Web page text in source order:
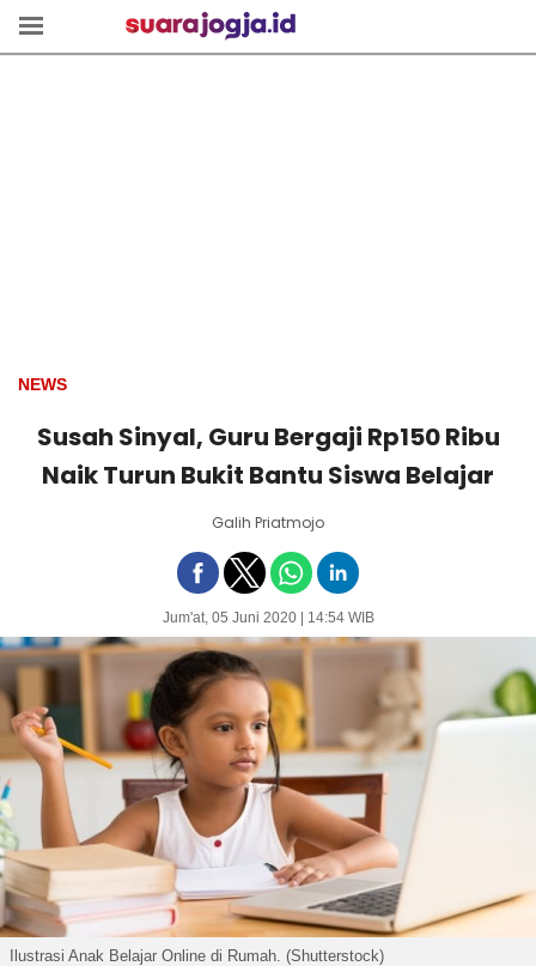
NEWS
Susah Sinyal, Guru Bergaji Rp150 Ribu
Naik Turun Bukit Bantu Siswa Belajar
Galih Priatmojo
Jum'at, 05 Juni 2020 | 14:54 WIB
Ilustrasi Anak Belajar Online di Rumah. (Shutterstock)